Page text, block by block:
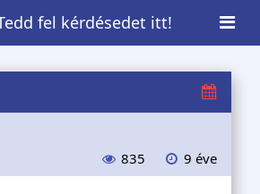
fel kérdésedet itt!
835 9 éve